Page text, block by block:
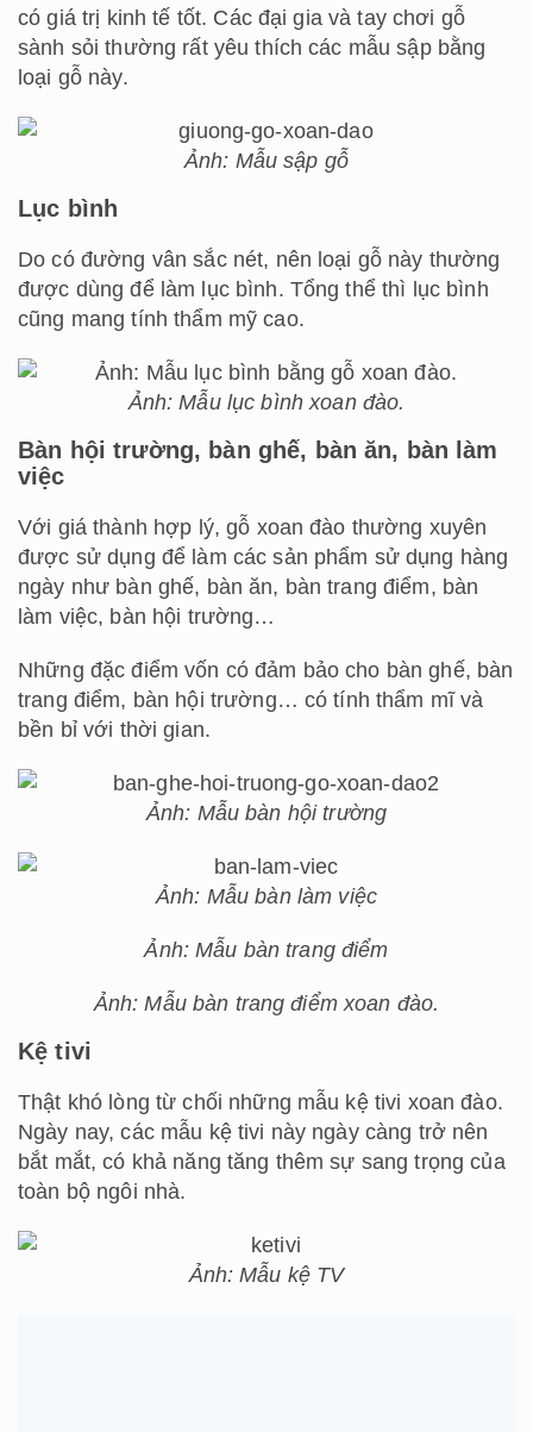
có giá trị kinh tế tốt. Các đại gia và tay chơi gỗ
sành sỏi thường rất yêu thích các mẫu sập bằng
loại gỗ này.
Ảnh: Mẫu sập gỗ
Lục bình
Do có đường vân sắc nét, nên loại gỗ này thường
được dùng để làm lục bình. Tổng thể thì lục bình
cũng mang tính thẩm mỹ cao.
Ảnh: Mẫu lục bình xoan đào.
Bàn hội trường, bàn ghế, bàn ăn, bàn làm
việc
Với giá thành hợp lý, gỗ xoan đào thường xuyên
được sử dụng để làm các sản phẩm sử dụng hàng
ngày như bàn ghế, bàn ăn, bàn trang điểm, bàn
làm việc, bàn hội trường…
Những đặc điểm vốn có đảm bảo cho bàn ghế, bàn
trang điểm, bàn hội trường… có tính thẩm mĩ và
bền bỉ với thời gian.
Ảnh: Mẫu bàn hội trường
Ảnh: Mẫu bàn làm việc
Ảnh: Mẫu bàn trang điểm
Ảnh: Mẫu bàn trang điểm xoan đào.
Kệ tivi
Thật khó lòng từ chối những mẫu kệ tivi xoan đào.
Ngày nay, các mẫu kệ tivi này ngày càng trở nên
bắt mắt, có khả năng tăng thêm sự sang trọng của
toàn bộ ngôi nhà.
Ảnh: Mẫu kệ TV